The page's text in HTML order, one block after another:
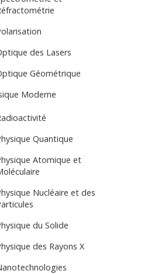
des Lasers
Géométrique
Moderne
Quantique
Atomique et
Nucléaire et des
du Solide
des Rayons X